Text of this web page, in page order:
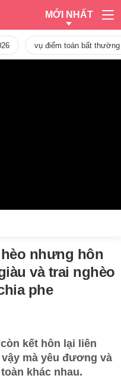
MỚI NHẤT
vụ điểm toán bất
nhưng hôn
và trai nghèo
phe
kết hôn lại liên
mà yêu đương và
khác nhau.